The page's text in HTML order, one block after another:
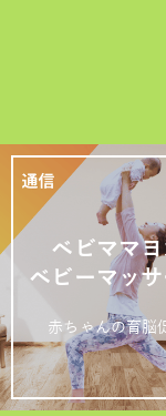
ベビママ
ベビーマッ
赤ちゃんの育脳